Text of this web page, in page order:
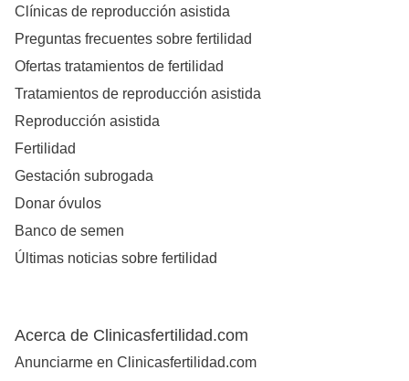
Clínicas de reproducción asistida
Preguntas frecuentes sobre fertilidad
Ofertas tratamientos de fertilidad
Tratamientos de reproducción asistida
Reproducción asistida
Fertilidad
Gestación subrogada
Donar óvulos
Banco de semen
Últimas noticias sobre fertilidad
Acerca de Clinicasfertilidad.com
Anunciarme en Clinicasfertilidad.com